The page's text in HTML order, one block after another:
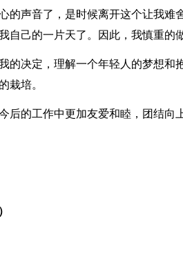
的声音了，是时候离开这个让我难
自己的一片天了。因此，我慎重的
的决定，理解一个年轻人的梦想和
栽培。
后的工作中更加友爱和睦，团结向